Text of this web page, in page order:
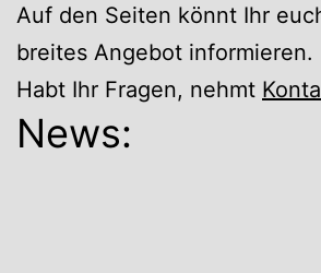
Auf den Seiten könnt Ihr
breites Angebot informieren.
Habt Ihr Fragen, nehmt
News: